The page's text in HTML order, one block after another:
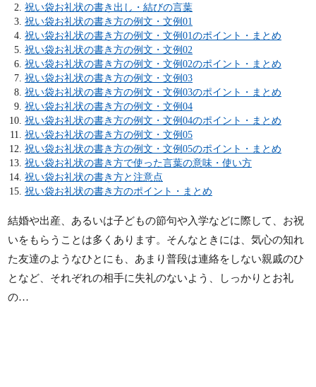
祝い袋お礼状の書き出し・結びの言葉
祝い袋お礼状の書き方の例文・文例01
祝い袋お礼状の書き方の例文・文例01のポイント・まとめ
祝い袋お礼状の書き方の例文・文例02
祝い袋お礼状の書き方の例文・文例02のポイント・まとめ
祝い袋お礼状の書き方の例文・文例03
祝い袋お礼状の書き方の例文・文例03のポイント・まとめ
祝い袋お礼状の書き方の例文・文例04
祝い袋お礼状の書き方の例文・文例04のポイント・まとめ
祝い袋お礼状の書き方の例文・文例05
祝い袋お礼状の書き方の例文・文例05のポイント・まとめ
祝い袋お礼状の書き方で使った言葉の意味・使い方
祝い袋お礼状の書き方と注意点
祝い袋お礼状の書き方のポイント・まとめ
結婚や出産、あるいは子どもの節句や入学などに際して、お祝
いをもらうことは多くあります。そんなときには、気心の知れ
た友達のようなひとにも、あまり普段は連絡をしない親戚のひ
となど、それぞれの相手に失礼のないよう、しっかりとお礼
の…